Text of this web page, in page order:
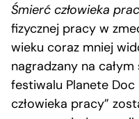
Śmierć człowieka
fizycznej pracy w
wieku coraz mniej
nagradzany na
festiwalu Planete Doc
człowieka pracy”